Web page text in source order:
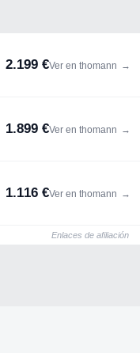
2.199 €Ver en thomann →
1.899 €Ver en thomann →
1.116 €Ver en thomann →
Enlaces de afiliación